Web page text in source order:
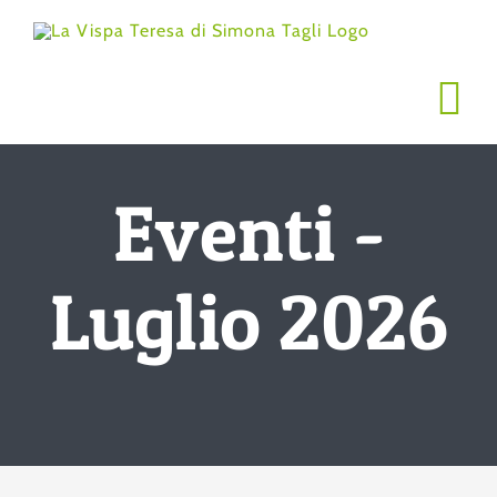
Eventi -
Luglio 2026